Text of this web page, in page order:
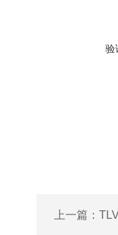
验
上一篇：